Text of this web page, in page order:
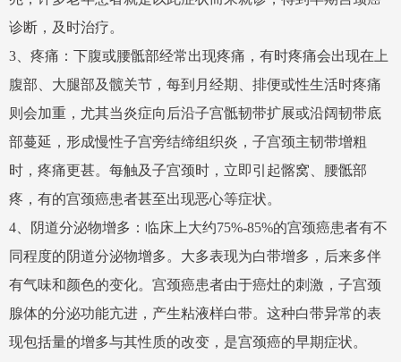
诊断，及时治疗。
3、疼痛：下腹或腰骶部经常出现疼痛，有时疼痛会出现在上
腹部、大腿部及髋关节，每到月经期、排便或性生活时疼痛
则会加重，尤其当炎症向后沿子宫骶韧带扩展或沿阔韧带底
部蔓延，形成慢性子宫旁结缔组织炎，子宫颈主韧带增粗
时，疼痛更甚。每触及子宫颈时，立即引起髂窝、腰骶部
疼，有的宫颈癌患者甚至出现恶心等症状。
4、
阴道分泌物增多：临床上大约75%-85%的宫颈癌患者有不
同程度的阴道分泌物增多。大多表现为白带增多，后来多伴
有气味和颜色的变化。宫颈癌患者由于癌灶的刺激，子宫颈
腺体的分泌功能亢进，产生粘液样白带。这种白带异常的表
现包括量的增多与其性质的改变，是宫颈癌的早期症状。